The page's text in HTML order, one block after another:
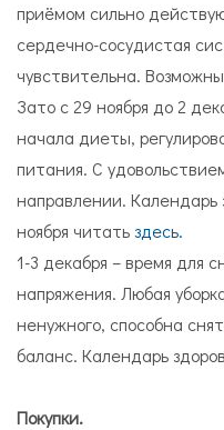
приёмом сильно
сердечно-сосудистая
чувствительна.
Зато с 29 ноября до 2
начала диеты,
питания. С
направлении. Календарь
ноября читатьздесь.
1-3 декабря – время для
напряжения. Любая
ненужного, способна
баланс. Календарь
Покупки.